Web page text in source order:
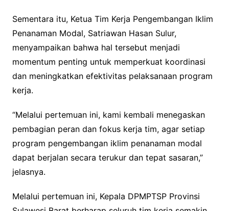
Sementara itu, Ketua Tim Kerja Pengembangan Iklim
Penanaman Modal, Satriawan Hasan Sulur,
menyampaikan bahwa hal tersebut menjadi
momentum penting untuk memperkuat koordinasi
dan meningkatkan efektivitas pelaksanaan program
kerja.
“Melalui pertemuan ini, kami kembali menegaskan
pembagian peran dan fokus kerja tim, agar setiap
program pengembangan iklim penanaman modal
dapat berjalan secara terukur dan tepat sasaran,”
jelasnya.
Melalui pertemuan ini, Kepala DPMPTSP Provinsi